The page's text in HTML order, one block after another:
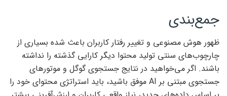
جمع‌بندی
ظهور هوش مصنوعی و تغییر رفتار کاربران باعث شده بسیاری از
چارچوب‌های سنتی تولید محتوا دیگر کارایی گذشته را نداشته
باشند. اگر می‌خواهید در نتایج جستجوی گوگل و موتورهای
جستجوی مبتنی بر AI موفق باشید، باید استراتژی محتوای خود را